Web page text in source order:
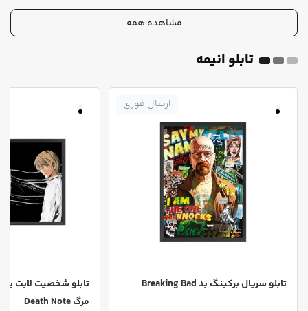
مشاهده همه
تابلو انیمه
ارسال فوری
تابلو سریال برکینگ بد Breaking Bad
تابلو شخصیت لایت
مرگ Death Note